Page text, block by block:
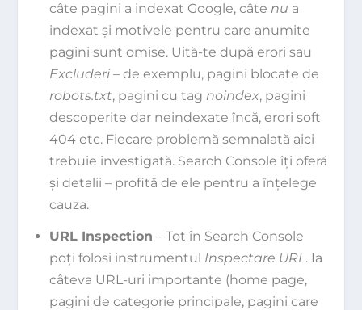
câte pagini a indexat Google, câte nu a
indexat și motivele pentru care anumite
pagini sunt omise. Uită-te după erori sau
Excluderi– de exemplu, pagini blocate de
robots.txt, pagini cu tag noindex, pagini
descoperite dar neindexate încă, erori soft
404 etc. Fiecare problemă semnalată aici
trebuie investigată. Search Console îți oferă
și detalii – profită de ele pentru a înțelege
cauza.
URL Inspection – Tot în Search Console
poți folosi instrumentul Inspectare URL . Ia
câteva URL-uri importante (home page,
pagini de categorie principale, pagini care